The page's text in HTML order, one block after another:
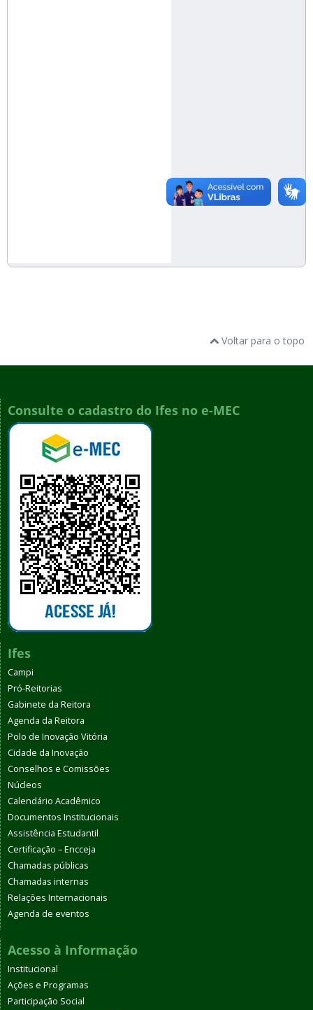
Voltar para o topo
Consulte o cadastro do Ifes no e-MEC
Ifes
Campi
Pró-Reitorias
Gabinete da Reitora
Agenda da Reitora
Polo de Inovação Vitória
Cidade da Inovação
Conselhos e Comissões
Núcleos
Calendário Acadêmico
Documentos Institucionais
Assistência Estudantil
Certificação – Encceja
Chamadas públicas
Chamadas internas
Relações Internacionais
Agenda de eventos
Acesso à Informação
Institucional
Ações e Programas
Participação Social